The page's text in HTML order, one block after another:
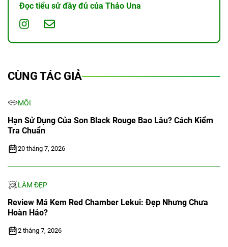
Đọc tiểu sử đầy đủ của Thảo Una
CÙNG TÁC GIẢ
MÔI
Hạn Sử Dụng Của Son Black Rouge Bao Lâu? Cách Kiểm
Tra Chuẩn
20 tháng 7, 2026
LÀM ĐẸP
Review Má Kem Red Chamber Lekui: Đẹp Nhưng Chưa
Hoàn Hảo?
2 tháng 7, 2026